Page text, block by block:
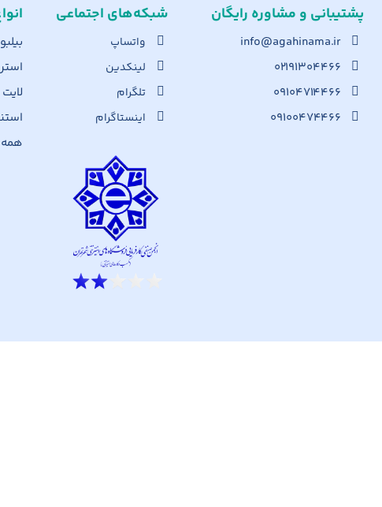
همه
شبکه‌های اجت​ماعی
واتساپ
لینکدین
تلگرام
اینستاگرام
پشتیبانی و مشاوره رایگان
info@agahinama.ir
۰۲۱۹۱۳۰۴۴۶۶
۰۹۱۰۴۷۱۴۴۶۶
۰۹۱۰۰۴۷۴۴۶۶